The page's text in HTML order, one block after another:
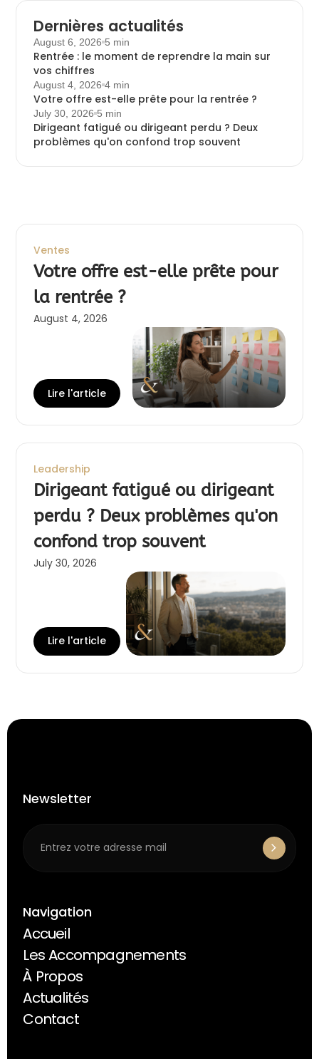
Dernières actualités
August 6, 2026 5 min
Rentrée : le moment de reprendre la main sur
vos chiffres
August 4, 2026 4 min
Votre offre est-elle prête pour la rentrée ?
July 30, 2026 5 min
Dirigeant fatigué ou dirigeant perdu ? Deux
problèmes qu'on confond trop souvent
Ventes
Votre offre est-elle prête pour
la rentrée ?
August 4, 2026
Lire l'article
Leadership
Dirigeant fatigué ou dirigeant
perdu ? Deux problèmes qu'on
confond trop souvent
July 30, 2026
Lire l'article
Newsletter
Navigation
Accueil
Accueil
Les Accompagnements
Les Accompagnements
À Propos
À Propos
Actualités
Actualités
Contact
Contact